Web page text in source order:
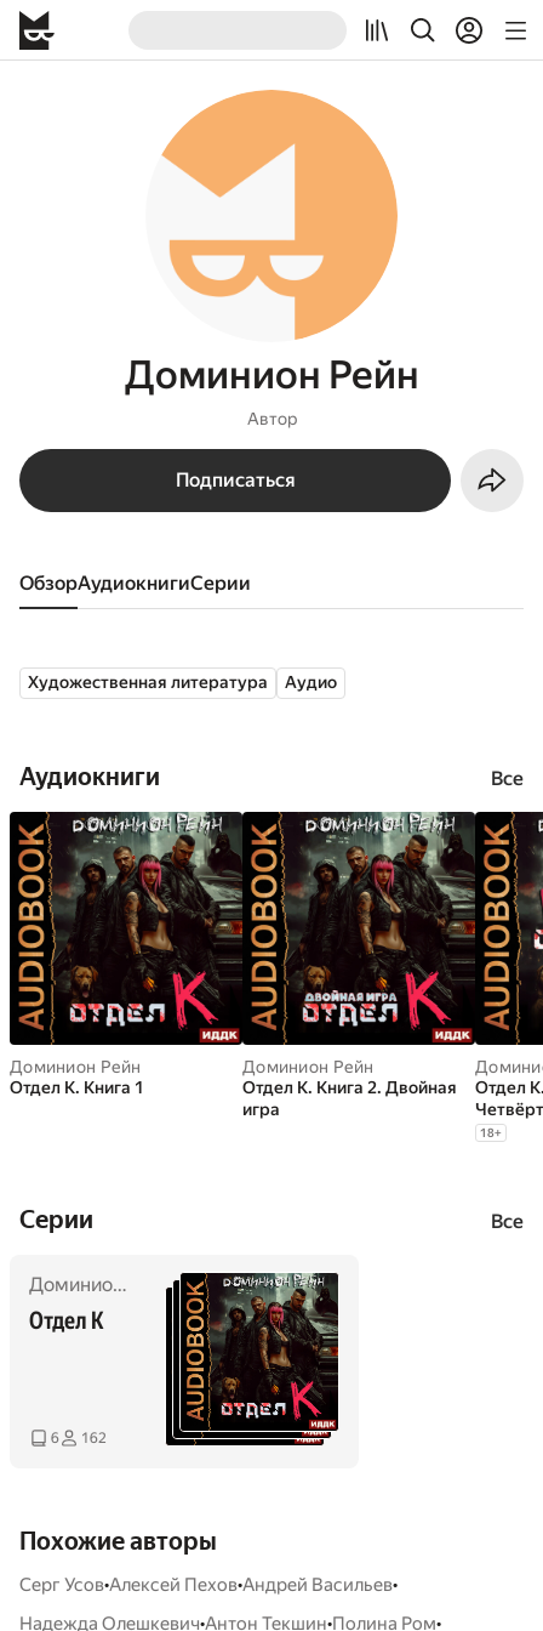
Доминион Рейн
Автор
Подписаться
Обзор аудиокниги серии
Художественная литература Аудио
Аудиокниги Все
Доминион Рейн
Отдел К. Книга 1
Доминион Рейн
Отдел К. Книга 2. Двойная
игра
Отдел
18+
Cерии Все
Доминион Рейн
Отдел К
6 162
Похожие авторы
Серг Усов•Алексей Пехов•Андрей Васильев•
Надежда Олешкевич•Антон Текшин•Полина Ром•